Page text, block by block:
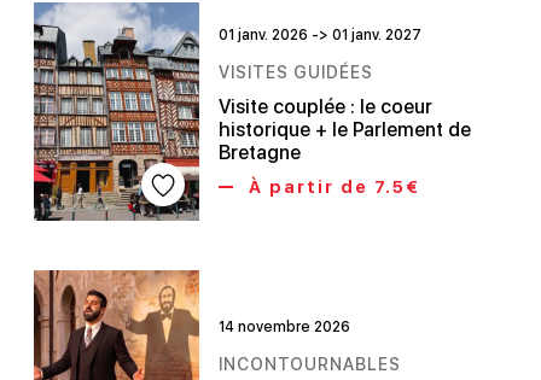
01 janv. 2026 -> 01 janv. 2027
VISITES GUIDÉES
Visite couplée : le coeur
historique + le Parlement de
Bretagne
À partir de 7.5€
14 novembre 2026
INCONTOURNABLES